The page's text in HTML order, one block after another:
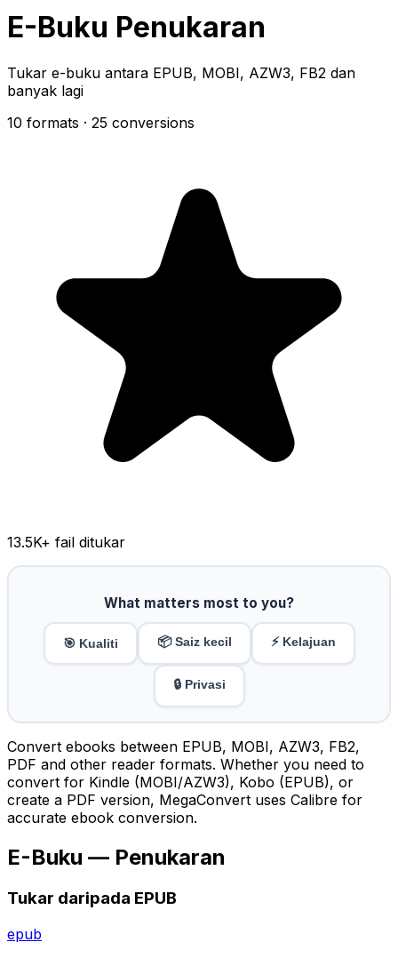
E-Buku Penukaran
Tukar e-buku antara EPUB, MOBI, AZW3, FB2 dan
banyak lagi
10 formats · 25 conversions
13.5K+ fail ditukar
What matters most to you?
🎯 Kualiti 📦 Saiz kecil ⚡ Kelajuan
🔒 Privasi
Convert ebooks between EPUB, MOBI, AZW3, FB2,
PDF and other reader formats. Whether you need to
convert for Kindle (MOBI/AZW3), Kobo (EPUB), or
create a PDF version, MegaConvert uses Calibre for
accurate ebook conversion.
E-Buku — Penukaran
Tukar daripada EPUB
epub